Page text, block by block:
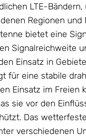
LTE-
Regionen
bietet eine
Signalreichweite
Einsatz in
für eine stabile
Einsatz im Freien
sie vor den
Das
verschiedenen